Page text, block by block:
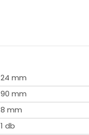
24 mm
90 mm
8 mm
1 db